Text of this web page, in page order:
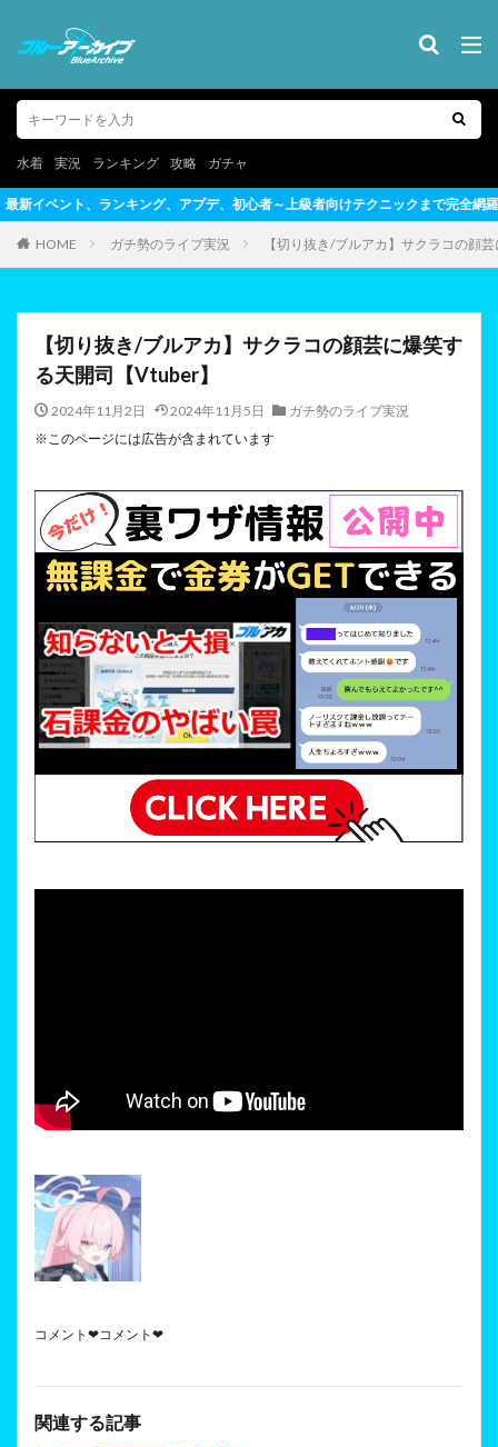
水着 実況 ランキング 攻略 ガチャ
～上級者向けテクニックまで完全網羅
HOME ガチ勢のライブ実況 【切り抜き/ブルアカ】サクラコの顔
【切り抜き/ブルアカ】サクラコの顔芸に爆笑す
る天開司【Vtuber】
2024年11月2日 2024年11月5日
ガチ勢のライブ実況
※このページには広告が含まれています
コメント❤コメント❤
関連する記事